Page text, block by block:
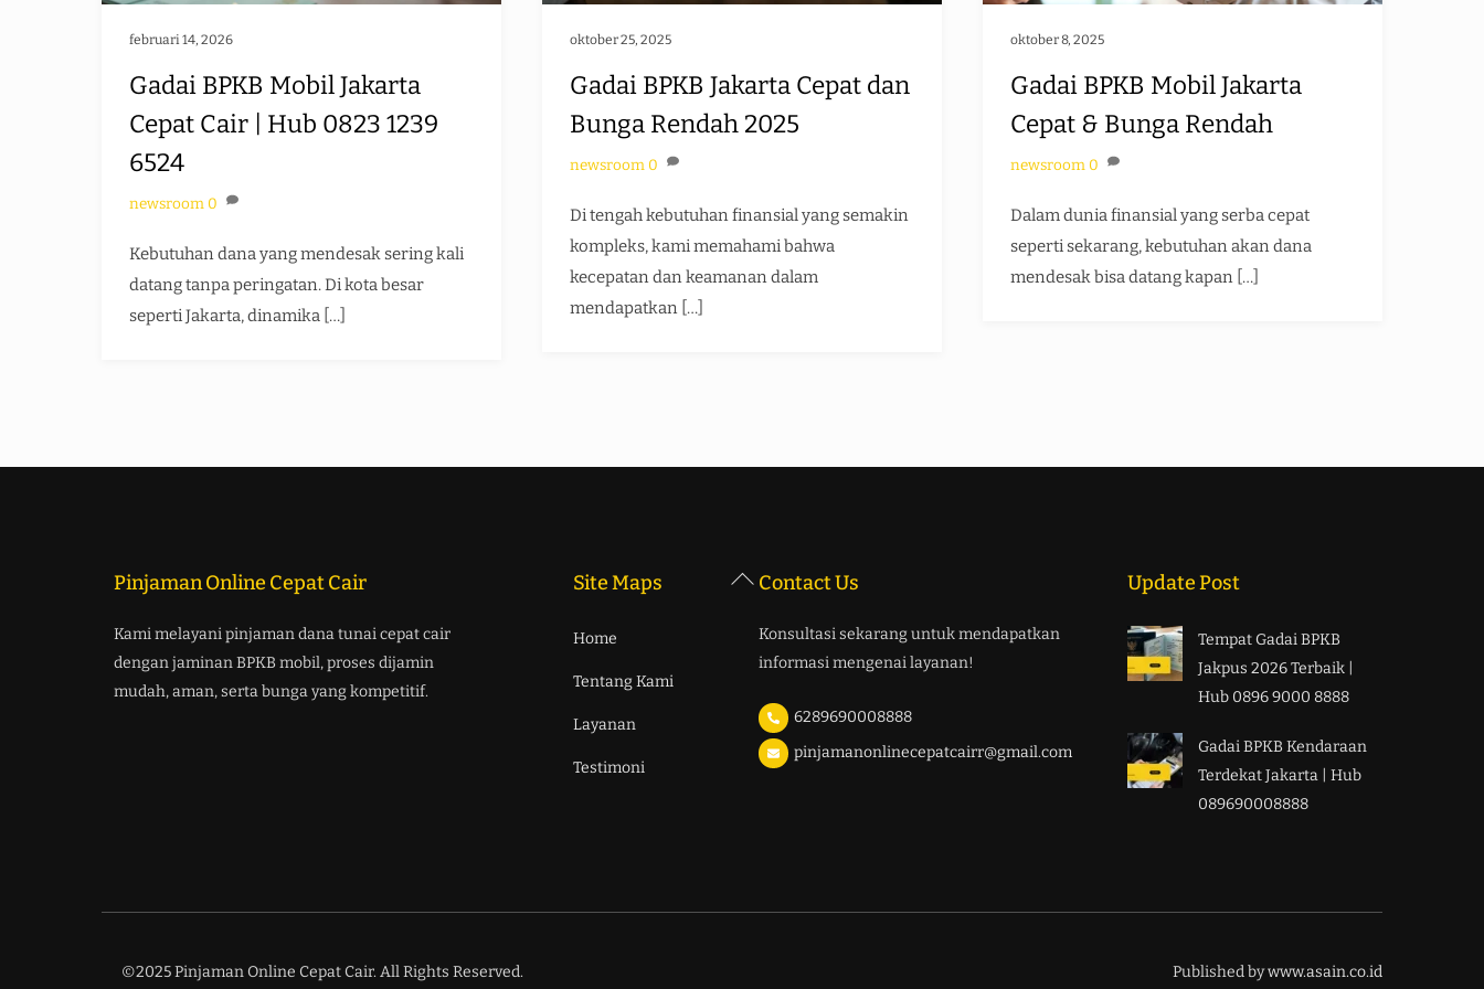
februari 14, 2026
Gadai BPKB Mobil Jakarta
Cepat Cair | Hub 0823 1239
6524
newsroom 0
Kebutuhan dana yang mendesak sering kali
datang tanpa peringatan. Di kota besar
seperti Jakarta, dinamika […]
oktober 25, 2025
Gadai BPKB Jakarta Cepat dan
Bunga Rendah 2025
newsroom 0
Di tengah kebutuhan finansial yang semakin
kompleks, kami memahami bahwa
kecepatan dan keamanan dalam
mendapatkan […]
oktober 8, 2025
Gadai BPKB Mobil Jakarta
Cepat & Bunga Rendah
newsroom 0
Dalam dunia finansial yang serba cepat
seperti sekarang, kebutuhan akan dana
mendesak bisa datang kapan […]
Pinjaman Online Cepat Cair
Kami melayani pinjaman dana tunai cepat cair
dengan jaminan BPKB mobil, proses dijamin
mudah, aman, serta bunga yang kompetitif.
Site Maps
Home
Tentang Kami
Layanan
Testimoni
Contact Us
Konsultasi sekarang untuk mendapatkan
informasi mengenai layanan!
6289690008888
pinjamanonlinecepatcairr@gmail.com
Update Post
Tempat Gadai BPKB
Jakpus 2026 Terbaik |
Hub 0896 9000 8888
Gadai BPKB Kendaraan
Terdekat Jakarta | Hub
089690008888
©2025 Pinjaman Online Cepat Cair. All Rights Reserved. Published bywww.asain.co.id
Back
Top